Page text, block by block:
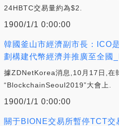
24HBTC交易量約為$2.
1900/1/1 0:00:00
韓國釜山市經濟副市長：ICO
劃構建代幣經濟并推廣至全國
據ZDNetKorea消息,10月17日,在
“BlockchainSeoul2019”大會上.
1900/1/1 0:00:00
關于BIONE交易所暫停TCT交